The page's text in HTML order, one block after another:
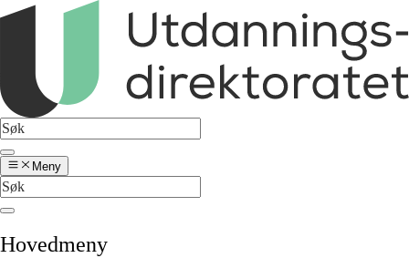
Meny
Hovedmeny